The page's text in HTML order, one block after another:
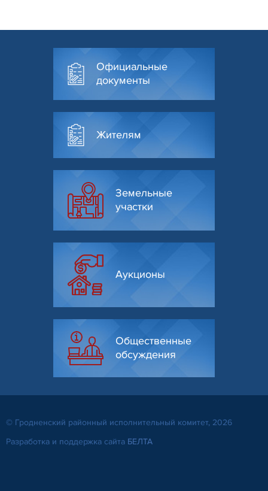
Официальные
документы
Жителям
Земельные
участки
Аукционы
Общественные
обсуждения
© Гродненский районный исполнительный комитет, 2026
Разработка и поддержка сайта БЕЛТА